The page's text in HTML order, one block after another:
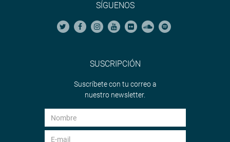
SÍGUENOS
SUSCRIPCIÓN
Suscríbete con tu correo a
nuestro newsletter.